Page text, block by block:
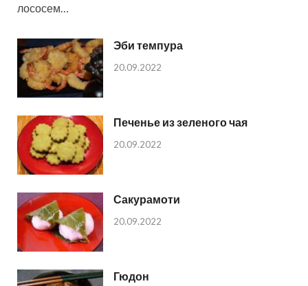
лососем…
Эби темпура
20.09.2022
Печенье из зеленого чая
20.09.2022
Сакурамоти
20.09.2022
Гюдон